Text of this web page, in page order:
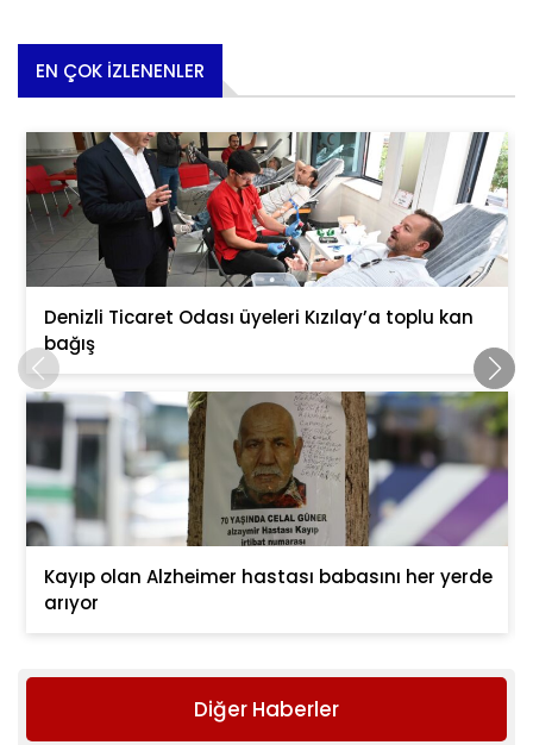
EN ÇOK İZLENENLER
Denizli Ticaret Odası üyeleri Kızılay’a toplu kan
bağış
Kayıp olan Alzheimer hastası babasını her yerde
arıyor
Diğer Haberler